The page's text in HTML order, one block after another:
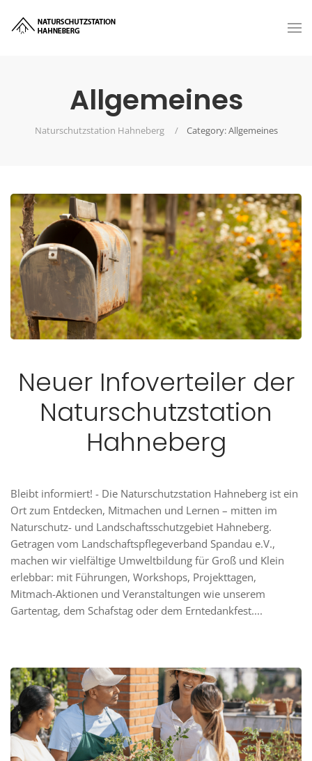
Allgemeines
Naturschutzstation Hahneberg Category: Allgemeines
Neuer Infoverteiler der
Naturschutzstation
Hahneberg
Bleibt informiert! - Die Naturschutzstation Hahneberg ist ein
Ort zum Entdecken, Mitmachen und Lernen – mitten im
Naturschutz- und Landschaftsschutzgebiet Hahneberg.
Getragen vom Landschaftspflegeverband Spandau e.V.,
machen wir vielfältige Umweltbildung für Groß und Klein
erlebbar: mit Führungen, Workshops, Projekttagen,
Mitmach-Aktionen und Veranstaltungen wie unserem
Gartentag, dem Schafstag oder dem Erntedankfest....